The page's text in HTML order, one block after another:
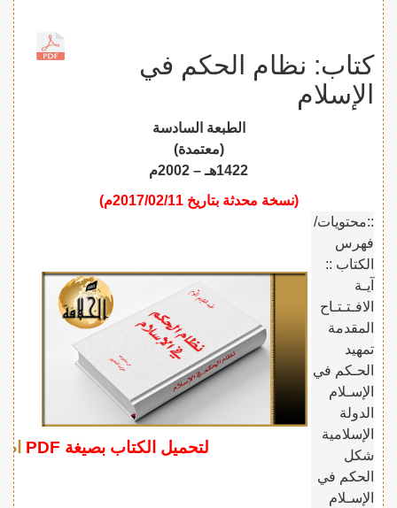
كتاب: نظام الحكم في
الإسلام
الطبعة السادسة
(معتمدة)
1422هـ – 2002م
(نسخة محدثة بتاريخ 2017/02/11م)
::محتويات/
فهرس
الكتاب ::
آيـة
الافـتـتـاح
المقدمة
تمهيد
الحـكم في
الإسـلام
الدولة
الإسلامية
شكل
الحكم في
الإسـلام
لتحميل الكتاب بصيغة PDF